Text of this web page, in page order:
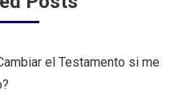
el Testamento si me